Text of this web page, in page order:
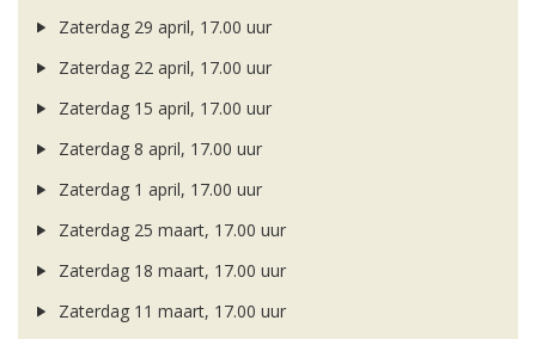
Zaterdag 29 april, 17.00 uur
Zaterdag 22 april, 17.00 uur
Zaterdag 15 april, 17.00 uur
Zaterdag 8 april, 17.00 uur
Zaterdag 1 april, 17.00 uur
Zaterdag 25 maart, 17.00 uur
Zaterdag 18 maart, 17.00 uur
Zaterdag 11 maart, 17.00 uur